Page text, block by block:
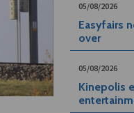
05/08/2026
Easyfairs
over
05/08/2026
Kinepolis